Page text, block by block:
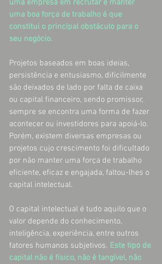
uma empresa em recrutar e manter
uma boa força de trabalho é que
constitui o principal obstáculo para o
seu negócio.
Projetos baseados em boas ideias,
persistência e entusiasmo, dificilmente
são deixados de lado por falta de caixa
ou capital financeiro, sendo promissor,
sempre se encontra uma forma de fazer
acontecer ou investidores para apoiá-lo.
Porém, existem diversas empresas ou
projetos cujo crescimento foi dificultado
por não manter uma força de trabalho
eficiente, eficaz e engajada, faltou-lhes o
capital intelectual.
O capital intelectual é tudo aquilo que o
valor depende do conhecimento,
inteligência, experiência, entre outros
fatores humanos subjetivos. Este tipo de
capital não é físico, não é tangível, não